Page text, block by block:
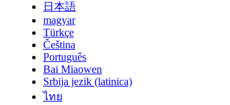
日本語
magyar
Türkçe
Čeština
Português
Bai Miaowen
Srbija jezik (latinica)
ไทย